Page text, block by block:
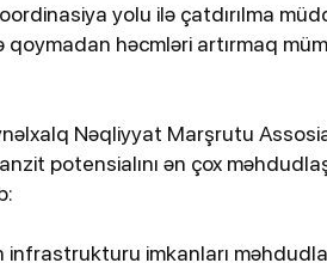
yolu ilə çatdırılma
həcmləri artırmaq
Nəqliyyat Marşrutu
potensialını ən çox
infrastrukturu imkanları